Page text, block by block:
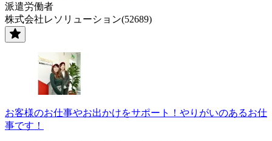
派遣労働者
株式会社レソリューション(52689)
お客様のお仕事やお出かけをサポート！やりがいのあるお仕
事です！